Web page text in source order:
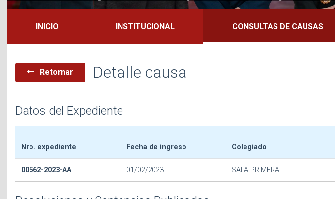
INICIO INSTITUCIONAL CONSULTAS DE CAUSAS
Retornar Detalle causa
Datos del Expediente
Nro. expediente Fecha de ingreso Colegiado
00562-2023-AA 01/02/2023 SALA PRIMERA